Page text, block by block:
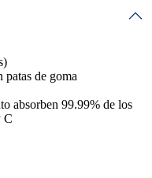
patas de goma
absorben 99.99% de los
C